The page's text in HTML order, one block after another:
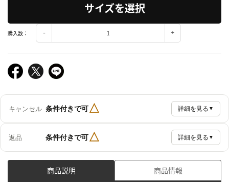
サイズを選択
購入数：
キャンセル 条件付きで可△ 詳細を見る ▼
返品 条件付きで可△ 詳細を見る ▼
商品説明 商品情報